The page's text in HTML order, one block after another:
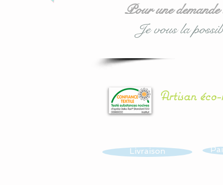
Pour une
Je vous la
Artisan
Livraison